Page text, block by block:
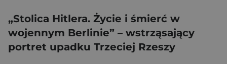
„Stolica Hitlera. Życie i śmierć w
wojennym Berlinie” – wstrząsający
portret upadku Trzeciej Rzeszy